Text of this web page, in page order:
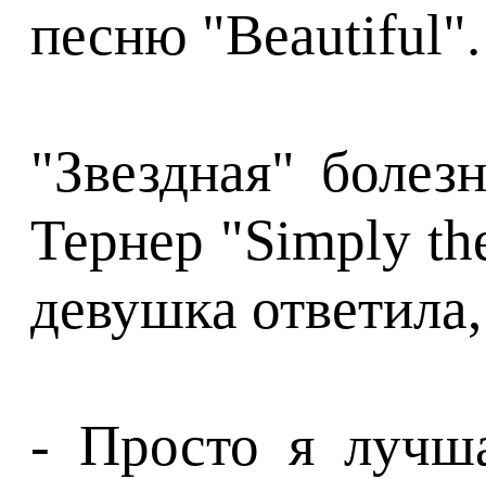
песню "Beautiful".
"Звездная"
Тернер "Simply
девушка
- Просто я